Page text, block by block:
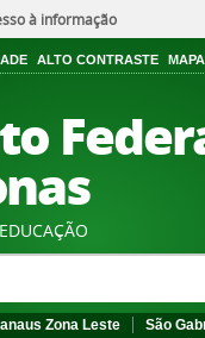
à informação
ALTO CONTRASTE
Zona Leste
São